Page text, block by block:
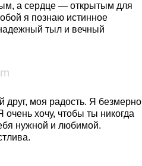
а сердце — открытым для
я познаю истинное
тыл и вечный
моя радость. Я безмерно
хочу, чтобы ты никогда
нужной и любимой.